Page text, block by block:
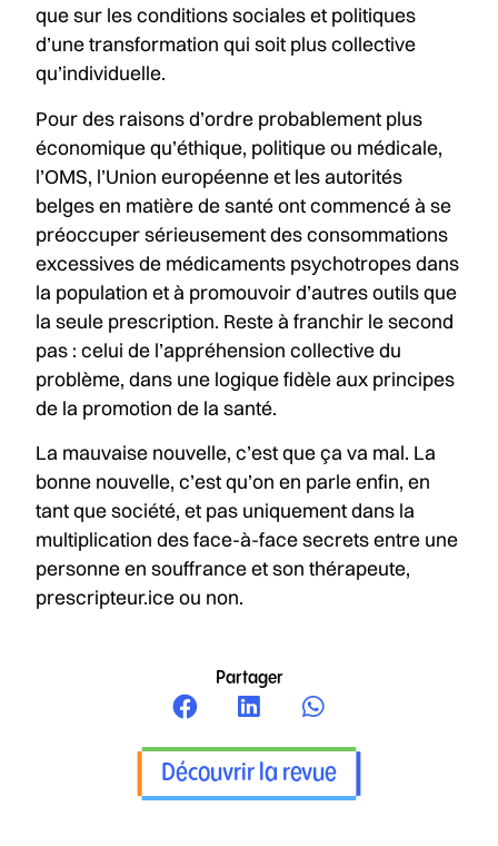
que sur les conditions sociales et politiques
d’une transformation qui soit plus collective
qu’individuelle.
Pour des raisons d’ordre probablement plus
économique qu’éthique, politique ou médicale,
l’OMS, l’Union européenne et les autorités
belges en matière de santé ont commencé à se
préoccuper sérieusement des consommations
excessives de médicaments psychotropes dans
la population et à promouvoir d’autres outils que
la seule prescription. Reste à franchir le second
pas : celui de l’appréhension collective du
problème, dans une logique fidèle aux principes
de la promotion de la santé.
La mauvaise nouvelle, c’est que ça va mal. La
bonne nouvelle, c’est qu’on en parle enfin, en
tant que société, et pas uniquement dans la
multiplication des face-à-face secrets entre une
personne en souffrance et son thérapeute,
prescripteur.ice ou non.
Partager
Découvrir la revue